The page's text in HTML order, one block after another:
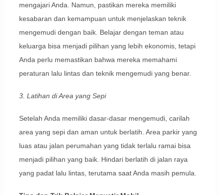
mengajari Anda. Namun, pastikan mereka memiliki
kesabaran dan kemampuan untuk menjelaskan teknik
mengemudi dengan baik. Belajar dengan teman atau
keluarga bisa menjadi pilihan yang lebih ekonomis, tetapi
Anda perlu memastikan bahwa mereka memahami
peraturan lalu lintas dan teknik mengemudi yang benar.
3. Latihan di Area yang Sepi
Setelah Anda memiliki dasar-dasar mengemudi, carilah
area yang sepi dan aman untuk berlatih. Area parkir yang
luas atau jalan perumahan yang tidak terlalu ramai bisa
menjadi pilihan yang baik. Hindari berlatih di jalan raya
yang padat lalu lintas, terutama saat Anda masih pemula.